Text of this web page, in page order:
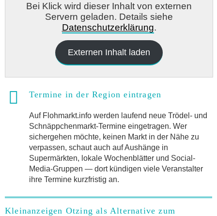
Bei Klick wird dieser Inhalt von externen
Servern geladen. Details siehe
Datenschutzerklärung.
Externen Inhalt laden
Termine in der Region eintragen
Auf Flohmarkt.info werden laufend neue Trödel- und
Schnäppchenmarkt-Termine eingetragen. Wer
sichergehen möchte, keinen Markt in der Nähe zu
verpassen, schaut auch auf Aushänge in
Supermärkten, lokale Wochenblätter und Social-
Media-Gruppen — dort kündigen viele Veranstalter
ihre Termine kurzfristig an.
Kleinanzeigen Otzing als Alternative zum